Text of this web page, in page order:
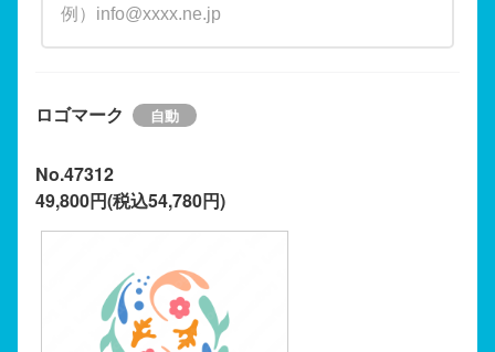
ロゴマーク
No.47312
49,800円(税込54,780円)